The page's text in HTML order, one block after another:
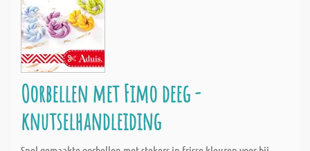
Oorbellen met Fimo deeg -
knutselhandleiding